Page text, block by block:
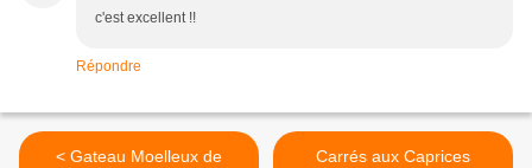
c'est excellent !!
Répondre
< Gateau Moelleux de
Carrés aux Caprices